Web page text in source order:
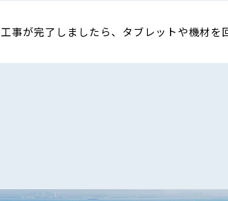
工事が完了しましたら、タブレットや機材を